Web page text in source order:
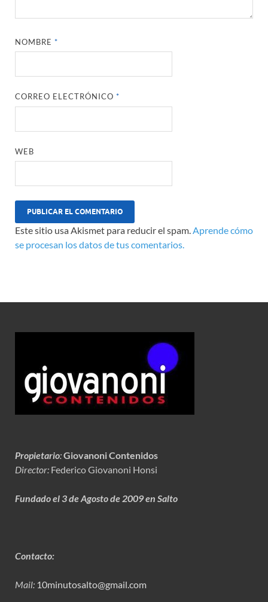
NOMBRE*
CORREO ELECTRÓNICO*
WEB
Este sitio usa Akismet para reducir el spam.Aprende cómo
se procesan los datos de tus comentarios.
Propietario:Giovanoni Contenidos
Director: Federico Giovanoni Honsi
Fundado el 3 de Agosto de 2009 en Salto
Contacto:
Mail: 10minutosalto@gmail.com